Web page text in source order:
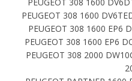
PEUGEOT 308 1600
PEUGEOT 308 1600 EP6
PEUGEOT 308 1600 EP6
PEUGEOT 308 2000